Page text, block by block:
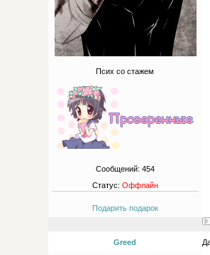
Псих со стажем
Сообщений: 454
Статус: Оффлайн
Подарить подарок
Greed